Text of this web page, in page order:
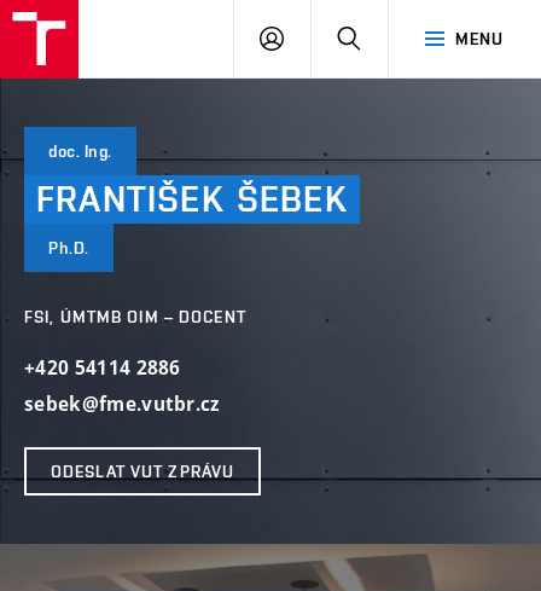
MENU
PŘIHLÁSIT
doc. Ing.
FRANTIŠEK ŠEBEK
Ph.D.
FSI, ÚMTMB OIM – DOCENT
+420 54114 2886
sebek@fme.vutbr.cz
ODESLAT VUT ZPRÁVU